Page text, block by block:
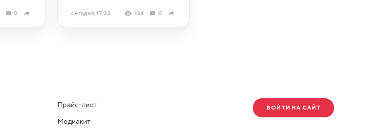
0 сегодня, 17:32 134 0
Прайс-лист
Медиакит
ВОЙТИ НА САЙТ